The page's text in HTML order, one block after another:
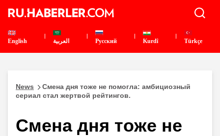
English العربية Pусский Kurdî Türkçe
News
Смена дня тоже не помогла: амбициозный
сериал стал жертвой рейтингов.
Смена дня тоже не